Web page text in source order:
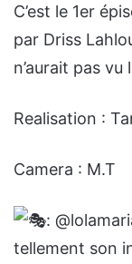
C’est le 1er
par Driss
n’aurait pas vu
Realisation :
Camera : M.T
:
tellement son